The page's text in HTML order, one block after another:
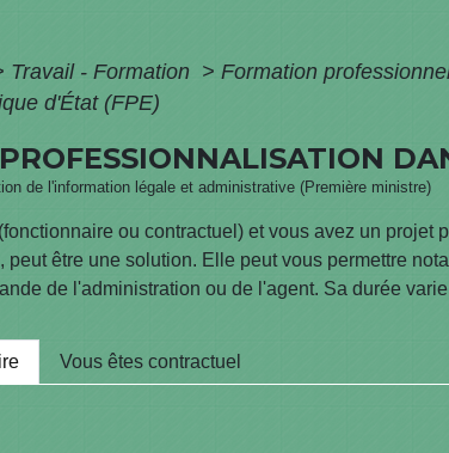
Travail - Formation > Formation
d'État (FPE)
de l'information légale et administrative (Première ministre)
ou contractuel) et vous avez un
peut être une solution. Elle peut vous permettre
de l'administration ou de l'agent. Sa durée
Vous êtes contractuel